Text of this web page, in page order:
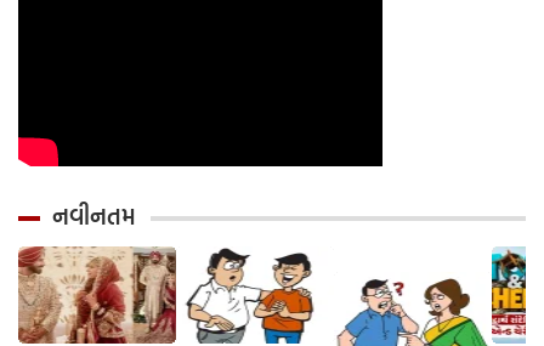
નવીનતમ